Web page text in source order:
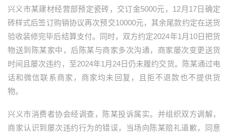
兴义市某建材经营部预定瓷砖，交订金5000元，12月17日确定
砖样式后签订购销协议再次预交10000元，其余尾款约定在送货
验收装修完毕后结算支付。同时，双方约定2024年1月10日把货
物送到陈某家中，后陈某与商家多次沟通，商家屡次变更送货
时间且屡次违约，至2024年1月24日仍未履约交货。陈某通过电
话和微信联系商家，商家均未回复，且拒不退款也不提供货
物。
兴义市消费者协会经调查，陈某投诉属实。并组织双方调解，
商家认识到屡次违约行为的错误，当场向陈某赔礼道歉，同意